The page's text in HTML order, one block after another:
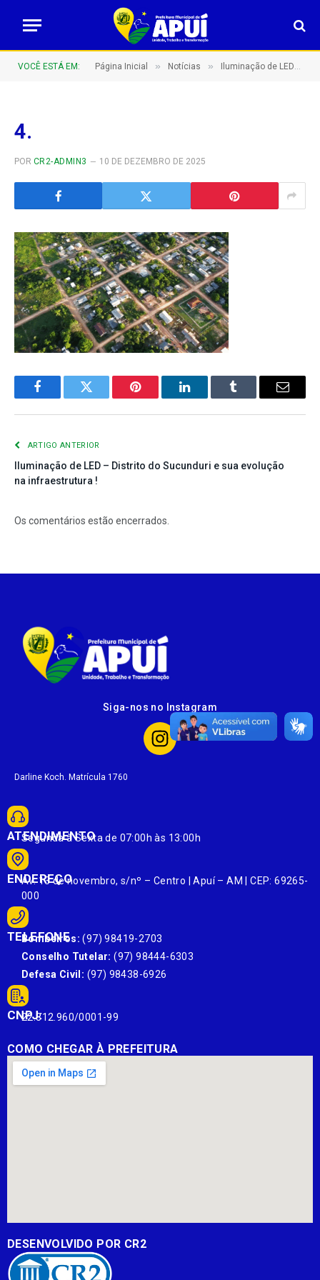
VOCÊ ESTÁ EM: Página Inicial » Notícias » Iluminação de LED – Distrito do Sucunduri e sua evolução na infraestrutura !
4.
POR CR2-ADMIN3 10 DE DEZEMBRO DE 2025
FacebookTwitter Pinterest LinkedInTumblr
E-
ARTIGO ANTERIOR
Iluminação de LED – Distrito do Sucunduri e sua evolução
na infraestrutura !
Os comentários estão encerrados.
Siga-nos no Instagram
Darline Koch. Matrícula 1760
ATENDIMENTO
Segunda à Sexta de 07:00h às 13:00h
ENDEREÇO
Av. 13 de novembro, s/nº – Centro | Apuí – AM | CEP: 69265-
000
TELEFONE
Bombeiros: (97) 98419-2703
Conselho Tutelar: (97) 98444-6303
Defesa Civil: (97) 98438-6926
CNPJ:
22.812.960/0001-99
COMO CHEGAR À PREFEITURA
DESENVOLVIDO POR CR2